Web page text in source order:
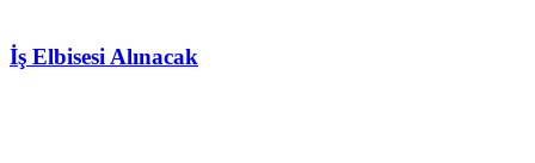
İş Elbisesi Alınacak